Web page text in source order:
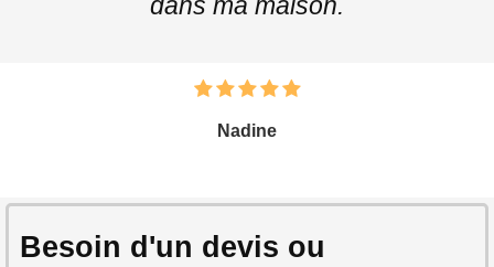
Nadine
Besoin d'un devis ou